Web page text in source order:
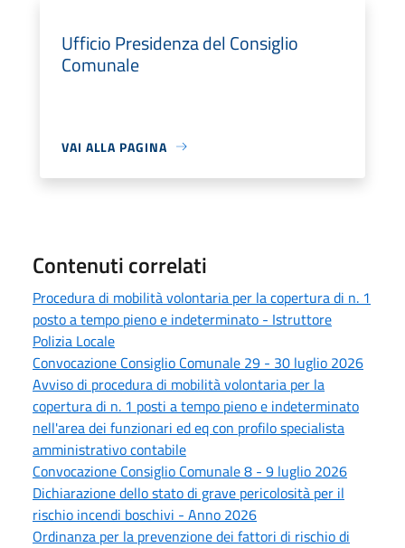
Ufficio Presidenza del Consiglio
Comunale
VAI ALLA PAGINA
Contenuti correlati
Procedura di mobilità volontaria per la copertura di n. 1
posto a tempo pieno e indeterminato - Istruttore
Polizia Locale
Convocazione Consiglio Comunale 29 - 30 luglio 2026
Avviso di procedura di mobilità volontaria per la
copertura di n. 1 posti a tempo pieno e indeterminato
nell'area dei funzionari ed eq con profilo specialista
amministrativo contabile
Convocazione Consiglio Comunale 8 - 9 luglio 2026
Dichiarazione dello stato di grave pericolosità per il
rischio incendi boschivi - Anno 2026
Ordinanza per la prevenzione dei fattori di rischio di